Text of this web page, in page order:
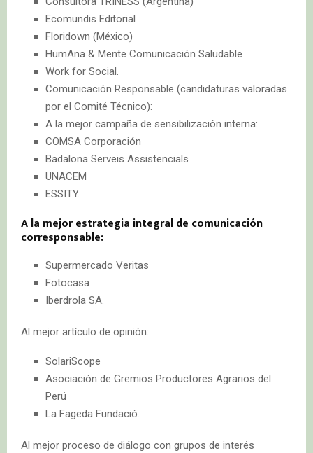
Ecomundis Editorial
Floridown (México)
HumAna & Mente Comunicación Saludable
Work for Social.
Comunicación Responsable (candidaturas valoradas
por el Comité Técnico):
A la mejor campaña de sensibilización interna:
COMSA Corporación
Badalona Serveis Assistencials
UNACEM
ESSITY.
A la mejor estrategia integral de comunicación
corresponsable:
Supermercado Veritas
Fotocasa
Iberdrola SA.
Al mejor artículo de opinión:
SolariScope
Asociación de Gremios Productores Agrarios del
Perú
La Fageda Fundació.
Al mejor proceso de diálogo con grupos de interés